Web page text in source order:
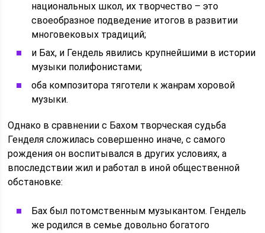
национальных школ, их творчество – это
своеобразное подведение итогов в развитии
многовековых традиций;
и Бах, и Гендель явились крупнейшими в истории
музыки полифонистами;
оба композитора тяготели к жанрам хоровой
музыки.
Однако в сравнении с Бахом творческая судьба
Генделя сложилась совершенно иначе, с самого
рождения он воспитывался в других условиях, а
впоследствии жил и работал в иной общественной
обстановке:
Бах был потомственным музыкантом. Гендель
же родился в семье довольно богатого